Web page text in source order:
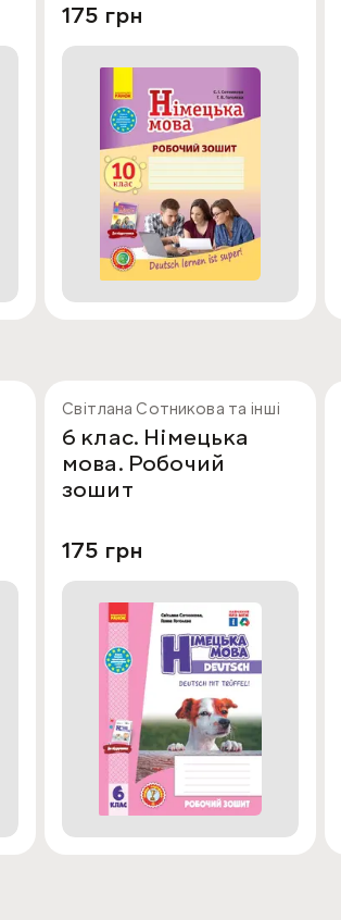
175 грн
Світлана Сотникова та інші
6 клас. Німецька
мова. Робочий
зошит
175 грн